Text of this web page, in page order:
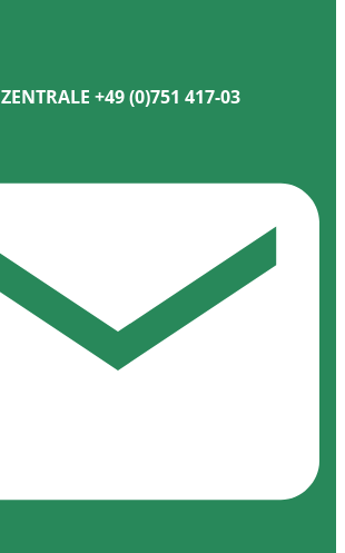
ZENTRALE +49 (0)751 417-03